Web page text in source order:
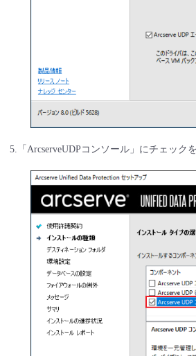
5.「ArcserveUDPコンソール」にチェック